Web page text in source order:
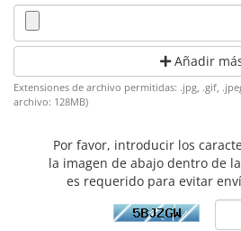
Añadir
Extensiones de archivo permitidas: .jpg, .gif,
archivo: 128MB)
Por favor, introducir los
la imagen de abajo dentro de
es requerido para evitar